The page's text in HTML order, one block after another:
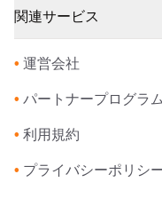
関連サービス
• 運営会社
• パートナープログラム
• 利用規約
• プライバシーポリシ